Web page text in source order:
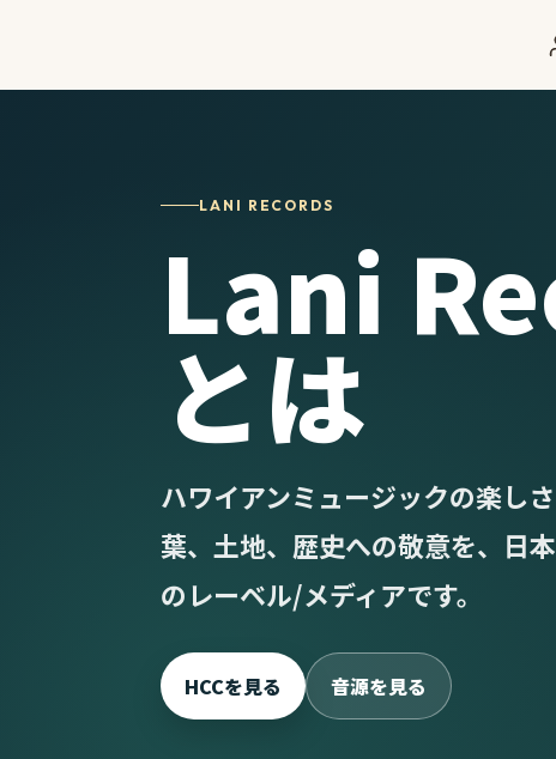
LANI RECORDS
Lani
とは
ハワイアンミュージックの楽し
葉、土地、歴史への敬意を、日
のレーベル/メディアです。
HCCを見る 音源を見る